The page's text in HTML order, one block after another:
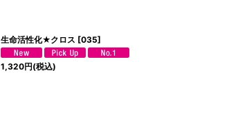
生命活性化★クロス [035]
1,320円(税込)